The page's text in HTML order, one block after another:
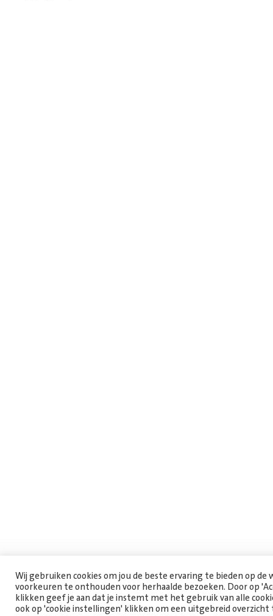
Wij gebruiken cookies om jou de beste ervaring te bieden op de
voorkeuren te onthouden voor herhaalde bezoeken. Door op
klikken geef je aan dat je instemt met het gebruik van alle
ook op 'cookie instellingen' klikken om een uitgebreid overzicht